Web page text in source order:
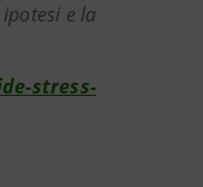
e la
stress-